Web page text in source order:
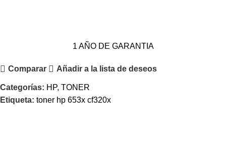
1 AÑO DE GARANTIA
Comparar Añadir a la lista de deseos
Categorías: HP, TONER
Etiqueta: toner hp 653x cf320x